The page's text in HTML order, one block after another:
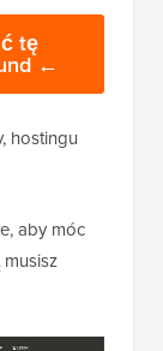
tę
←
hostingu
aby móc